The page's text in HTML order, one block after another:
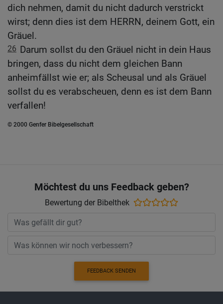
dich nehmen, damit du nicht dadurch verstrickt
wirst; denn dies ist dem HERRN, deinem Gott, ein
Gräuel.
26 Darum sollst du den Gräuel nicht in dein Haus
bringen, dass du nicht dem gleichen Bann
anheimfällst wie er; als Scheusal und als Gräuel
sollst du es verabscheuen, denn es ist dem Bann
verfallen!
© 2000 Genfer Bibelgesellschaft
Möchtest du uns Feedback geben?
Bewertung der Bibelthek
FEEDBACK SENDEN